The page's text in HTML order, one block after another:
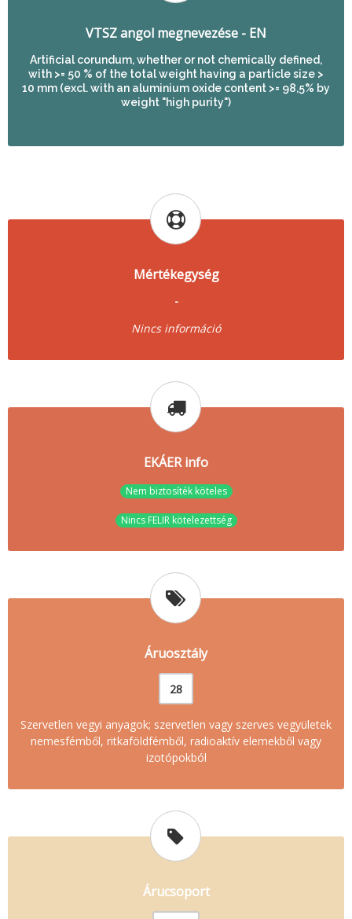
VTSZ angol megnevezése - EN
Artificial corundum, whether or not chemically defined,
with >= 50 % of the total weight having a particle size >
10 mm (excl. with an aluminium oxide content >= 98,5% by
weight "high purity")
Mértékegység
-
Nincs információ
EKÁER info
Nem biztosíték köteles
Nincs FELIR kötelezettség
Áruosztály
28
Szervetlen vegyi anyagok; szervetlen vagy szerves vegyületek
nemesfémből, ritkaföldfémből, radioaktív elemekből vagy
izotópokból
Árucsoport